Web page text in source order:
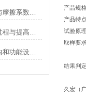
剥离强度试验机的机台结构和功能设计特点
产品规
产品特
试验原
取样要
结果判
久宏（